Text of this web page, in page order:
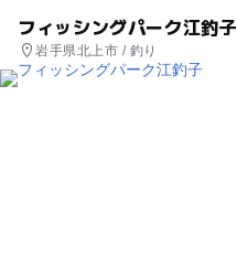
フィッシングパーク江釣子
岩手県北上市 / 釣り